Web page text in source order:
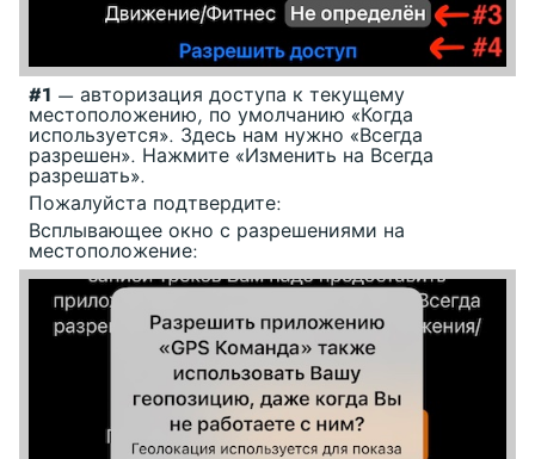
#1 — авторизация доступа к текущему
местоположению, по умолчанию «Когда
используется». Здесь нам нужно «Всегда
разрешен». Нажмите «Изменить на Всегда
разрешать».
Пожалуйста подтвердите:
Всплывающее окно с разрешениями на
местоположение: